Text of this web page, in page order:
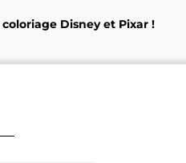
Disney et Pixar !